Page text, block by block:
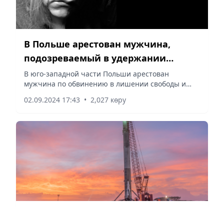
В Польше арестован мужчина,
подозреваемый в удержании
женщины в плену более пяти лет
В юго-западной части Польши арестован
мужчина по обвинению в лишении свободы и
женщиной в течение пяти лет с особой
02.09.2024 17:43 • 2,027 көру